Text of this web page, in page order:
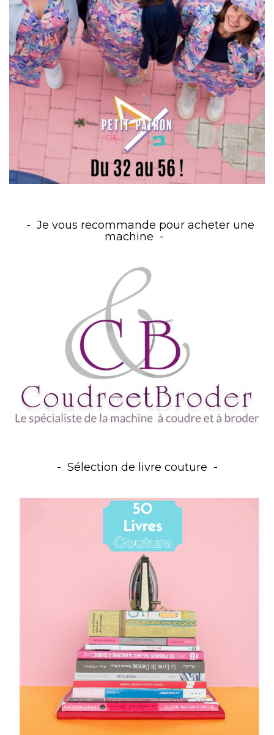
Je vous recommande pour acheter une
machine
Sélection de livre couture